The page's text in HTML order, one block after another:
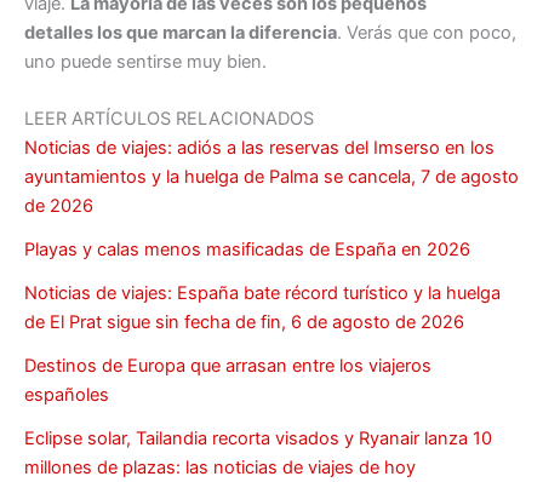
detalles los que marcan la diferencia. Verás que con poco,
uno puede sentirse muy bien.
LEER ARTÍCULOS RELACIONADOS
Noticias de viajes: adiós a las reservas del Imserso en los
ayuntamientos y la huelga de Palma se cancela, 7 de agosto
de 2026
Playas y calas menos masificadas de España en 2026
Noticias de viajes: España bate récord turístico y la huelga
de El Prat sigue sin fecha de fin, 6 de agosto de 2026
Destinos de Europa que arrasan entre los viajeros
españoles
Eclipse solar, Tailandia recorta visados y Ryanair lanza 10
millones de plazas: las noticias de viajes de hoy